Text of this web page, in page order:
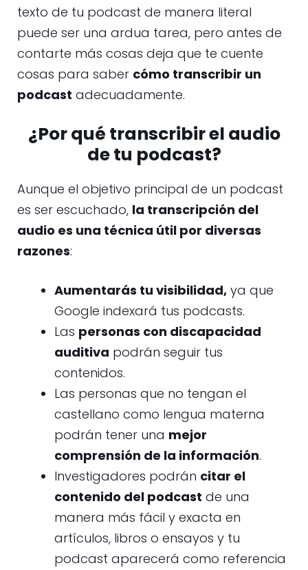
texto de tu podcast de manera literal
puede ser una ardua tarea, pero antes de
contarte más cosas deja que te cuente
cosas para saber cómo transcribir un
podcast adecuadamente.
¿Por qué transcribir el audio
de tu podcast?
Aunque el objetivo principal de un podcast
es ser escuchado, la transcripción del
audio es una técnica útil por diversas
razones:
Aumentarás tu visibilidad, ya que
Google indexará tus podcasts.
Las personas con discapacidad
auditiva podrán seguir tus
contenidos.
Las personas que no tengan el
castellano como lengua materna
podrán tener una mejor
comprensión de la información.
Investigadores podrán citar el
contenido del podcast de una
manera más fácil y exacta en
artículos, libros o ensayos y tu
podcast aparecerá como referencia